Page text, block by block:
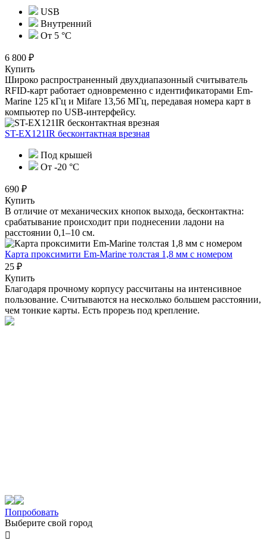
USB
Внутренний
От 5 °С
6 800 ₽
Купить
Широко распространенный двухдиапазонный считыватель
RFID-карт работает одновременно с идентификаторами Em-
Marine 125 кГц и Mifare 13,56 МГц, передавая номера карт в
компьютер по USB-интерфейсу.
ST-EX121IR бесконтактная врезная
Под крышей
От -20 °C
690 ₽
Купить
В отличие от механических кнопок выхода, бесконтактна:
срабатывание происходит при поднесении ладони на
расстоянии 0,1–10 см.
Карта проксимити Em-Marine толстая 1,8 мм с номером
25 ₽
Купить
Благодаря прочному корпусу рассчитаны на интенсивное
пользование. Считываются на несколько большем расстоянии,
чем тонкие карты. Есть прорезь под крепление.
Попробовать
Выберите свой город
